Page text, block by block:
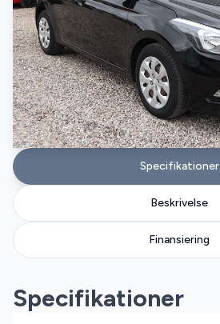
Specifikationer
Beskrivelse
Finansiering
Specifikationer